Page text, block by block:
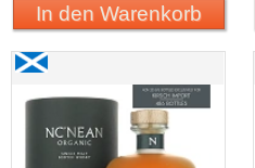
In den Warenkorb